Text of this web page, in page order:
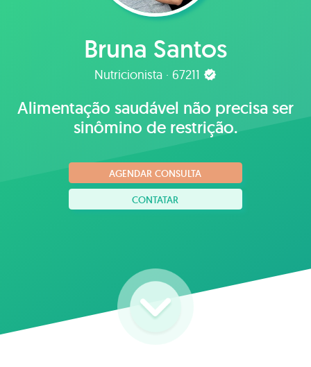
Bruna Santos
Nutricionista · 67211
Alimentação saudável não precisa ser
sinômino de restrição.
AGENDAR CONSULTA
CONTATAR